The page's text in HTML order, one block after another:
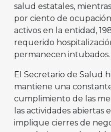
salud estatales,
por ciento de
activos en la entidad,
requerido
permanecen intubados.
El Secretario de Salud
mantiene una
cumplimiento de las
las actividades abiertas
implique cierres de